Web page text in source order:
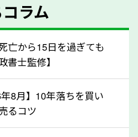
ロ）
けやすくなります。
ラム
亡から15日を過ぎても
書士監修】
8月】10年落ちを買い
るコツ